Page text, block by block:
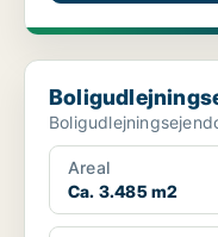
Boligudlejningsejendom
Areal
Ca. 3.485 m2